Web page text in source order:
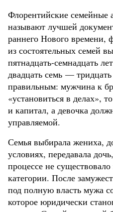
Флорентийские семейные
называют лучшей
раннего Нового времени,
из состоятельных семей
пятнадцать-семнадцать
двадцать семь —
правильным: мужчина к
«установиться в делах»,
и капитал, а девочка
управляемой.
Семья выбирала жениха,
условиях, передавала
процессе не
категории. После
под полную власть мужа
которое юридически